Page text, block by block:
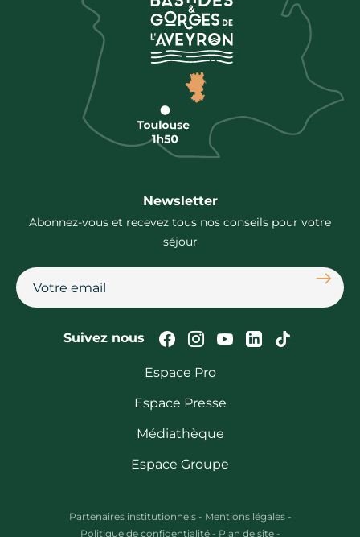
Newsletter
Abonnez-vous et recevez tous nos conseils pour votre
séjour
Suivez nous Suivez-nous sur
Suivez-nous sur
Suivez-nous
Suivez-Suivez-
Espace Pro
Espace Presse
Médiathèque
Espace Groupe
Partenaires institutionnels - Mentions légales -
Politique de confidentialité - Plan de site -